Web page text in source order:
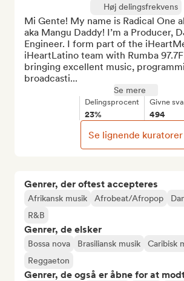
Genrer, der oftest accepteres
Afrikansk musik Afrobeat/Afropop
R&B
Genrer, de elsker
Bossa nova Brasiliansk musik Caribisk
Reggaeton
Genrer, de også er åbne for at
Høj delingsfrekvens
Mi Gente! My name is Radical One
aka Mangu Daddy! I’m a Producer,
Engineer. I form part of the
iHeartLatino team with Rumba
bringing excellent music,
broadcasti...
Se mere
Delingsprocent
23%
Givne
494
Se lignende kuratorer